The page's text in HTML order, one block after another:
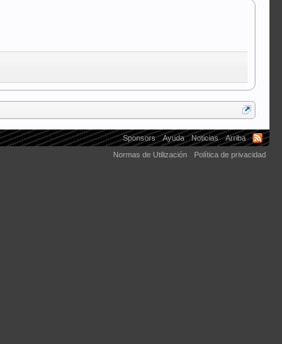
Sponsors Ayuda Noticias
Arriba
Normas de Utilización
Política de privacidad